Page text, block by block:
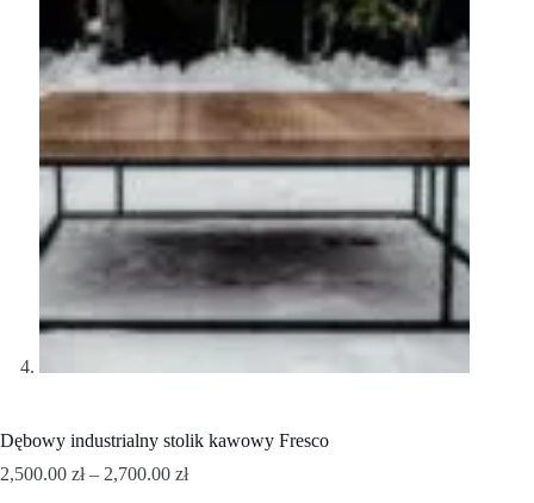
Dębowy industrialny stolik kawowy Fresco
2,500.00 zł – 2,700.00 zł